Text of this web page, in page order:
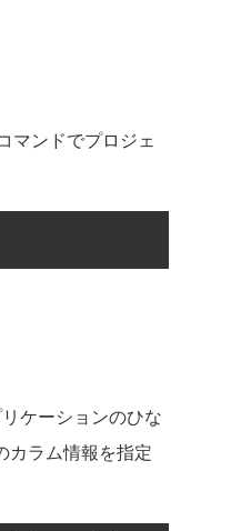
マンドでプロジェ
ケーションのひな
カラム情報を指定